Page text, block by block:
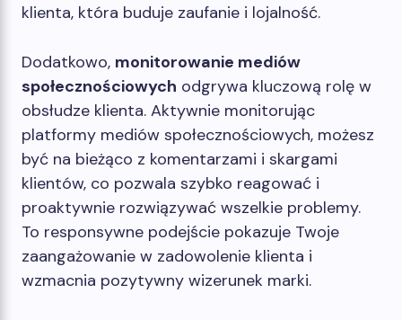
klienta, która buduje zaufanie i lojalność.
Dodatkowo, monitorowanie mediów
społecznościowych odgrywa kluczową rolę w
obsłudze klienta. Aktywnie monitorując
platformy mediów społecznościowych, możesz
być na bieżąco z komentarzami i skargami
klientów, co pozwala szybko reagować i
proaktywnie rozwiązywać wszelkie problemy.
To responsywne podejście pokazuje Twoje
zaangażowanie w zadowolenie klienta i
wzmacnia pozytywny wizerunek marki.